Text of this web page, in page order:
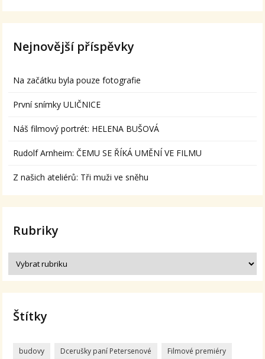
Nejnovější příspěvky
Na začátku byla pouze fotografie
První snímky ULIČNICE
Náš filmový portrét: HELENA BUŠOVÁ
Rudolf Arnheim: ČEMU SE ŘÍKÁ UMĚNÍ VE FILMU
Z našich ateliérů: Tři muži ve sněhu
Rubriky
Štítky
budovy Dcerušky paní Petersenové Filmové premiéry